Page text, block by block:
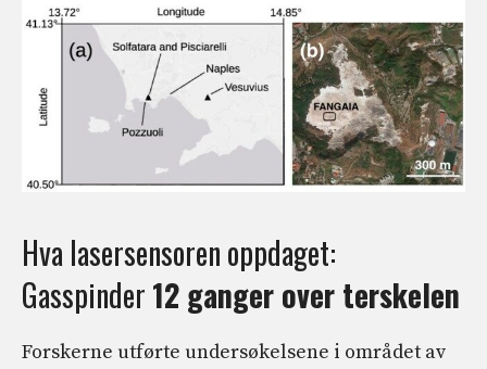
Hva lasersensoren oppdaget:
Gasspinder12 ganger over terskelen
Forskerne utførte undersøkelsene i området av